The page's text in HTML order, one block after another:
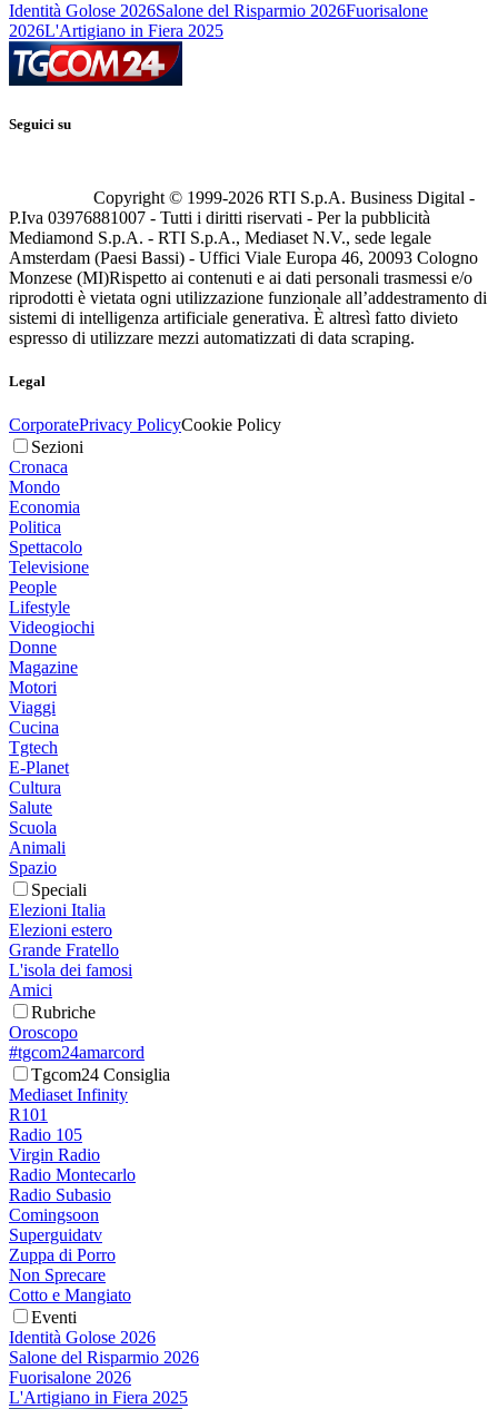
Identità Golose 2026Salone del Risparmio 2026Fuorisalone
2026L'Artigiano in Fiera 2025
Seguici su
Copyright © 1999-2026 RTI S.p.A. Business Digital -
P.Iva 03976881007 - Tutti i diritti riservati - Per la pubblicità
Mediamond S.p.A. - RTI S.p.A., Mediaset N.V., sede legale
Amsterdam (Paesi Bassi) - Uffici Viale Europa 46, 20093 Cologno
Monzese (MI)Rispetto ai contenuti e ai dati personali trasmessi e/o
riprodotti è vietata ogni utilizzazione funzionale all’addestramento di
sistemi di intelligenza artificiale generativa. È altresì fatto divieto
espresso di utilizzare mezzi automatizzati di data scraping.
Legal
CorporatePrivacy PolicyCookie Policy
Sezioni
Cronaca
Mondo
Economia
Politica
Spettacolo
Televisione
People
Lifestyle
Videogiochi
Donne
Magazine
Motori
Viaggi
Cucina
Tgtech
E-Planet
Cultura
Salute
Scuola
Animali
Spazio
Speciali
Elezioni Italia
Elezioni estero
Grande Fratello
L'isola dei famosi
Amici
Rubriche
Oroscopo
#tgcom24amarcord
Tgcom24 Consiglia
Mediaset Infinity
R101
Radio 105
Virgin Radio
Radio Montecarlo
Radio Subasio
Comingsoon
Superguidatv
Zuppa di Porro
Non Sprecare
Cotto e Mangiato
Eventi
Identità Golose 2026
Salone del Risparmio 2026
Fuorisalone 2026
L'Artigiano in Fiera 2025